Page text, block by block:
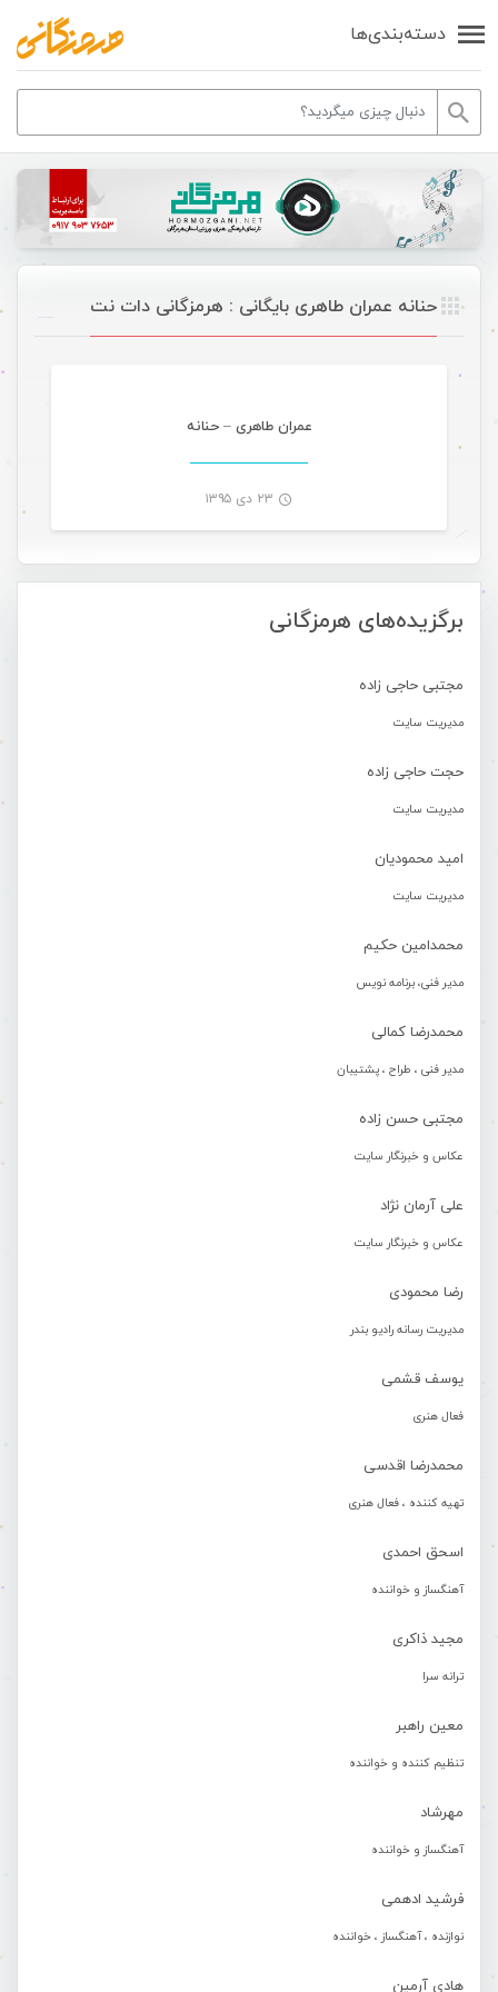
دسته‌بندی‌ها
برگزیده‌های هرمزگانی
مجتبی حاجی زاده
مدیریت سایت
حجت حاجی زاده
مدیریت سایت
امید محمودیان
مدیریت سایت
محمدامین حکیم
مدیر فنی، برنامه نویس
محمدرضا کمالی
مدیر فنی ، طراح ، پشتیبان
مجتبی حسن زاده
عکاس و خبرنگار سایت
علی آرمان نژاد
عکاس و خبرنگار سایت
رضا محمودی
مدیریت رسانه رادیو بندر
یوسف قشمی
فعال هنری
محمدرضا اقدسی
تهیه کننده ، فعال هنری
اسحق احمدی
آهنگساز و خواننده
مجید ذاکری
ترانه سرا
معین راهبر
تنظیم کننده و خواننده
مهرشاد
آهنگساز و خواننده
فرشید ادهمی
نوازنده ، آهنگساز ، خواننده
هادی آرمین
حنانه عمران طاهری بایگانی : هرمزگانی دات نت
عمران طاهری – حنانه
۲۳ دی ۱۳۹۵